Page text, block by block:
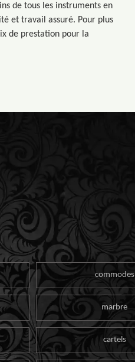
de tous les instruments en
et travail assuré. Pour plus
de prestation pour la
commodes
marbre
cartels